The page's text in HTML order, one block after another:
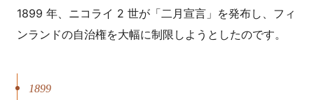
1899 年、ニコライ 2 世が「二月宣言」を発布し、フィ
ンランドの自治権を大幅に制限しようとしたのです。
1899